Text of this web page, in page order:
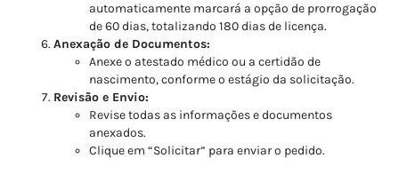
automaticamente marcará a opção de prorrogação
de 60 dias, totalizando 180 dias de licença.
Anexação de Documentos:
Anexe o atestado médico ou a certidão de
nascimento, conforme o estágio da solicitação.
Revisão e Envio:
Revise todas as informações e documentos
anexados.
Clique em “Solicitar” para enviar o pedido.